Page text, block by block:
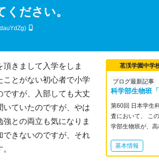
ださい。
茗渓学園中学
ブログ最新記事
科学部生物班
第60回 日本学生
査において、 こ
学部生物班が、高
基本情報
きまして入学をしま
とがない初心者で小学
すが、入部しても大丈
いていたのですが、やは
との両立も気になりま
できないのですが、それ